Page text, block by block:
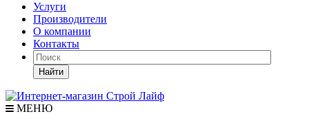
Услуги
Производители
О компании
Контакты
Найти
МЕНЮ